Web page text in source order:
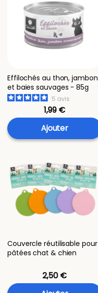
Effilochés au thon, jambon
et baies sauvages - 85g
5 avis
1,99 €
Ajouter
Couvercle réutilisable pour
pâtées chat & chien
2,50 €